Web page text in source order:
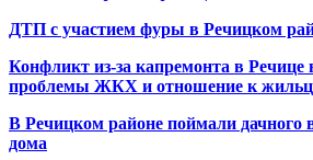
ДТП с участием фуры в Речицком
Конфликт из-за капремонта в
проблемы ЖКХ и отношение к
В Речицком районе поймали дачного
дома